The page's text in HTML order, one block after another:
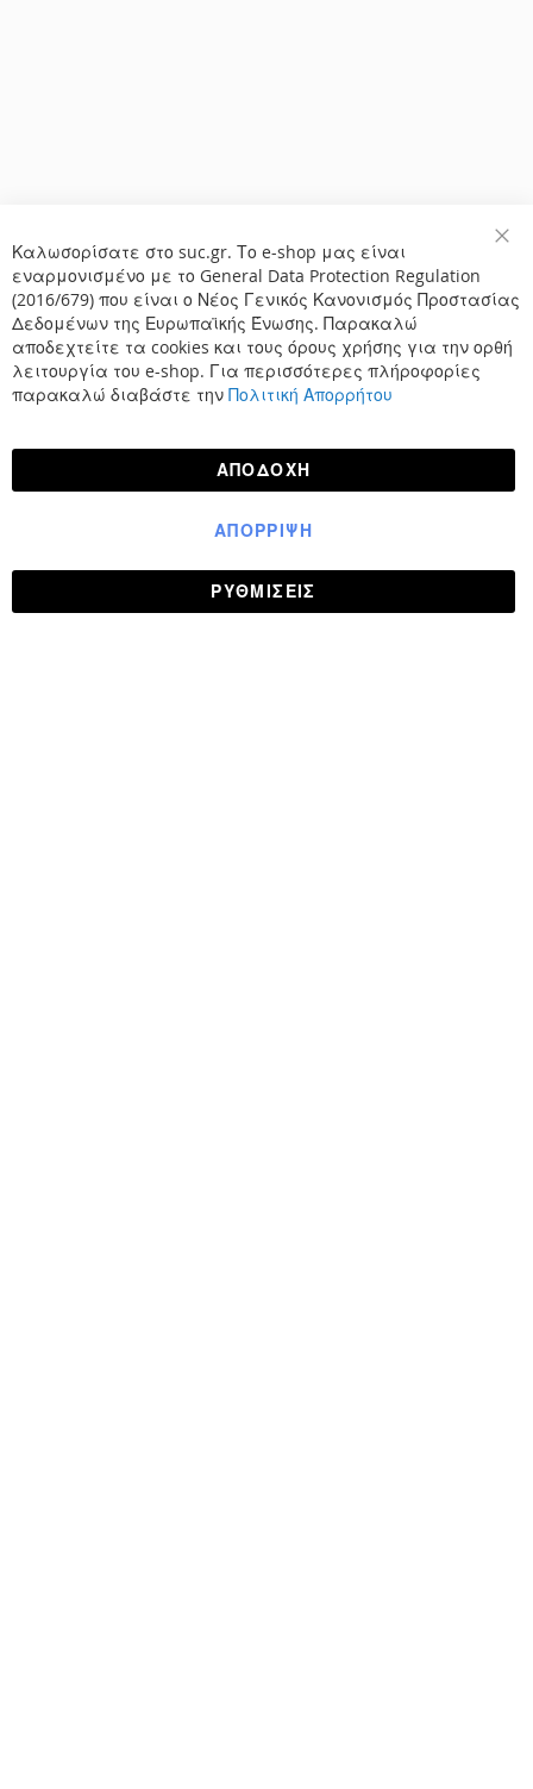
Καλωσορίσατε στο suc.gr. Το e-shop μας είναι
εναρμονισμένο με το General Data Protection Regulation
(2016/679) που είναι ο Νέος Γενικός Κανονισμός Προστασίας
Δεδομένων της Ευρωπαϊκής Ένωσης. Παρακαλώ
αποδεχτείτε τα cookies και τους όρους χρήσης για την ορθή
λειτουργία του e-shop. Για περισσότερες πλήροφορίες
παρακαλώ διαβάστε την Πολιτική Απορρήτου
ΑΠΟΔΟΧΉ
ΡΥΘΜΊΣΕΙΣ
ΑΠΌΡΡΙΨΗ